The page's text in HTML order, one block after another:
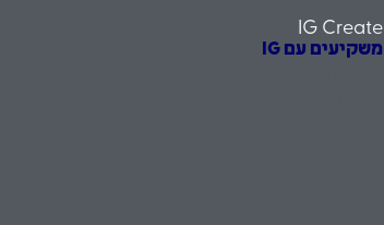
IG Create
משקיעים עם IG